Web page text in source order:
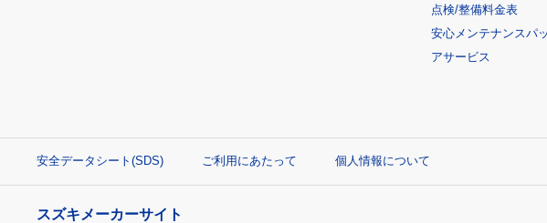
点検/整備料金表
安心メンテナンスパ
アサービス
安全データシート(SDS) ご利用にあたって 個人情報について
スズキメーカーサイト